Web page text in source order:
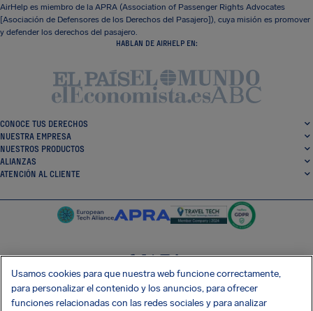
AirHelp es miembro de la APRA (Association of Passenger Rights Advocates
[Asociación de Defensores de los Derechos del Pasajero]), cuya misión es promover
y defender los derechos del pasajero.
HABLAN DE AIRHELP EN:
CONOCE TUS DERECHOS
NUESTRA EMPRESA
NUESTROS PRODUCTOS
ALIANZAS
ATENCIÓN AL CLIENTE
SocialFacebook
SocialTwitter
SocialInstagram
SocialLinkedin
CONSIGUE NUESTRA APLICACIÓN GRATIS
Usamos cookies para que nuestra web funcione correctamente,
para personalizar el contenido y los anuncios, para ofrecer
funciones relacionadas con las redes sociales y para analizar